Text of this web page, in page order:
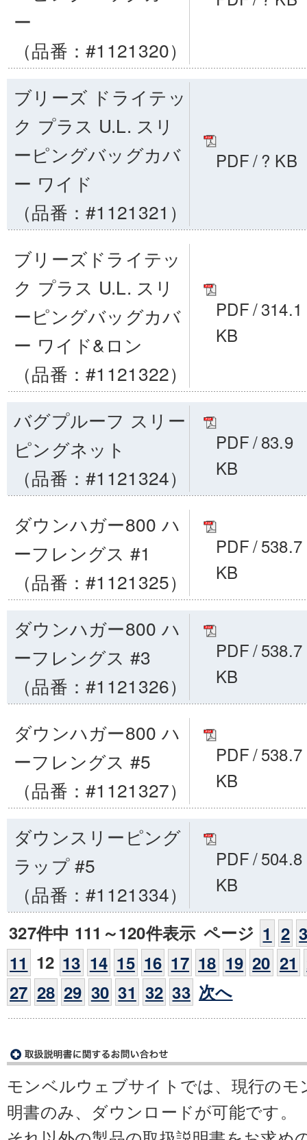
ー
（品番：#1121320）
ブリーズ ドライテッ
ク プラス U.L. スリ
ーピングバッグカバ
ー ワイド
（品番：#1121321）
PDF/? KB
ブリーズドライテッ
ク プラス U.L. スリ
ーピングバッグカバ
ー ワイド&ロン
（品番：#1121322）
PDF/314.1
KB
バグプルーフ スリー
ピングネット
（品番：#1121324）
PDF/83.9
KB
ダウンハガー800 ハ
ーフレングス #1
（品番：#1121325）
PDF/538.7
KB
ダウンハガー800 ハ
ーフレングス #3
（品番：#1121326）
PDF/538.7
KB
ダウンハガー800 ハ
ーフレングス #5
（品番：#1121327）
PDF/538.7
KB
ダウンスリーピング
ラップ #5
（品番：#1121334）
PDF/504.8
KB
327件中 111～120件表示 ページ 1 2
11 12 13 14 15 16 17 18 19 20 21
27 28 29 30 31 32 33 次へ
モンベルウェブサイトでは、現行のモ
明書のみ、ダウンロードが可能です。